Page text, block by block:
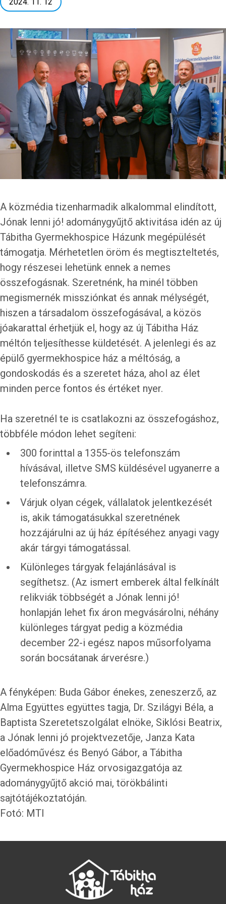
A közmédia tizenharmadik alkalommal elindított,
Jónak lenni jó! adománygyűjtő aktivitása idén az új
Tábitha Gyermekhospice Házunk megépülését
támogatja. Mérhetetlen öröm és megtiszteltetés,
hogy részesei lehetünk ennek a nemes
összefogásnak. Szeretnénk, ha minél többen
megismernék missziónkat és annak mélységét,
hiszen a társadalom összefogásával, a közös
jóakarattal érhetjük el, hogy az új Tábitha Ház
méltón teljesíthesse küldetését. A jelenlegi és az
épülő gyermekhospice ház a méltóság, a
gondoskodás és a szeretet háza, ahol az élet
minden perce fontos és értéket nyer.
Ha szeretnél te is csatlakozni az összefogáshoz,
többféle módon lehet segíteni:
300 forinttal a 1355-ös telefonszám
hívásával, illetve SMS küldésével ugyanerre a
telefonszámra.
Várjuk olyan cégek, vállalatok jelentkezését
is, akik támogatásukkal szeretnének
hozzájárulni az új ház építéséhez anyagi vagy
akár tárgyi támogatással.
Különleges tárgyak felajánlásával is
segíthetsz. (Az ismert emberek által felkínált
relikviák többségét a Jónak lenni jó!
honlapján lehet fix áron megvásárolni, néhány
különleges tárgyat pedig a közmédia
december 22-i egész napos műsorfolyama
során bocsátanak árverésre.)
A fényképen: Buda Gábor énekes, zeneszerző, az
Alma Együttes együttes tagja, Dr. Szilágyi Béla, a
Baptista Szeretetszolgálat elnöke, Siklósi Beatrix,
a Jónak lenni jó projektvezetője, Janza Kata
előadóművész és Benyó Gábor, a Tábitha
Gyermekhospice Ház orvosigazgatója az
adománygyűjtő akció mai, törökbálinti
sajtótájékoztatóján.
Fotó: MTI